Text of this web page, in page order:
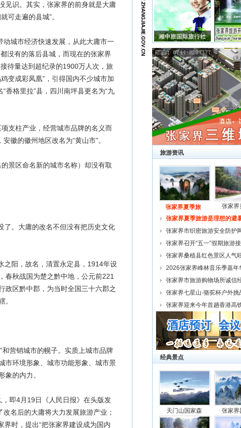
见识。其实，张家界的前身就是大庸
可走遍的县城”。
城市经济快速发展，从此大庸市一
没有的落后县城，而现在的张家界
待量达到超纪录的1900万人次，旅
变成彩凤凰”，引得国内不少城市加
香格里拉”县，四川南坪县更名为“九
支柱产业，经营城市品牌的名义而
徽的徽州地区改名为“黄山市”。
景区命名新的城市名称）却没有取
。大庸的改名不但没有把历史文化
之阳，故名，清置永定县，1914年设
春秋战国为楚之黔中地，公元前221
政区黔中郡，为当时全国三十六郡之
。
营销城市的幌子。实质上城市品牌
市环境形象、城市功能形象、城市景
象的内力。
即4月19日《人民日报》在头版发
名后的大庸将大力发展旅游产业；
时，提出“把张家界建设成为国内
旅游资讯
张家界夏季旅
张家界
张家界夏季旅游是理想的避
张家界市织密旅游安全防护
张家界召开“五一”假期旅游
复
张家界桑植县红色景区人气
2026张家界峰林音乐季嘉年
幕
张家界市旅游购物场所诚信
约谈
张家界七星山·骆驼杯户外挑
张家界迎来今年首趟香港高
列
经典景点
天门山国家森 张家界